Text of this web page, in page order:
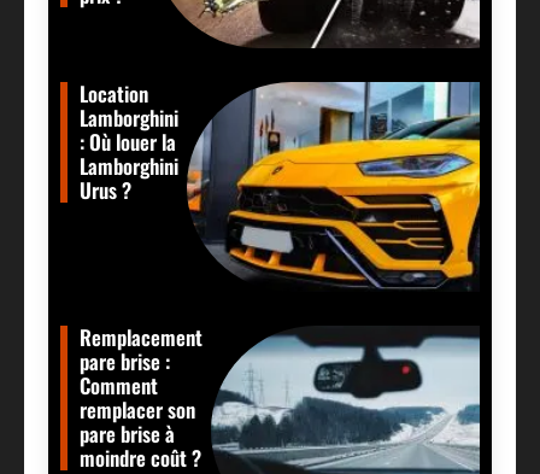
Location
Lamborghini
: Où louer la
Lamborghini
Urus ?
Remplacement
pare brise :
Comment
remplacer son
pare brise à
moindre coût ?